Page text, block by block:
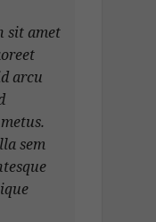
sit amet
arcu
sem